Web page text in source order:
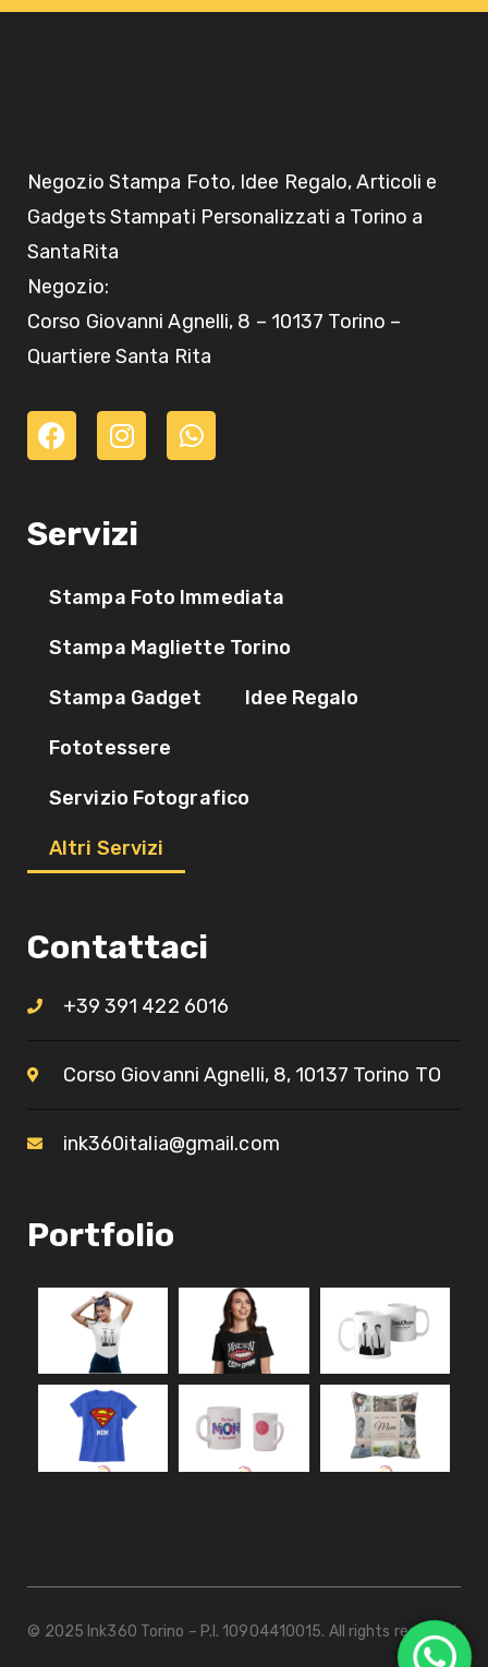
Negozio Stampa Foto, Idee Regalo, Articoli e
Gadgets Stampati Personalizzati a Torino a
SantaRita
Negozio:
Corso Giovanni Agnelli, 8 – 10137 Torino –
Quartiere Santa Rita
Servizi
Stampa Foto Immediata
Stampa Magliette Torino
Stampa Gadget Idee Regalo
Fototessere
Servizio Fotografico
Altri Servizi
Contattaci
+39 391 422 6016
Corso Giovanni Agnelli, 8, 10137 Torino TO​
ink360italia@gmail.com
Portfolio
© 2025 Ink360 Torino – P.I. 10904410015. All rights reserved.